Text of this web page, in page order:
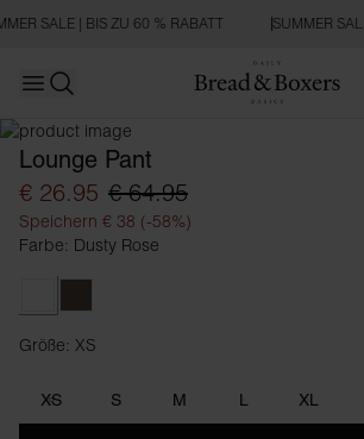
SALE | BIS ZU 60 % RABATT SUMMER
Open main menu
Lounge Pant
€ 26.95 € 64.95
Speichern € 38 (-58%)
Farbe: Dusty Rose
Größe: XS
XS S M L XL